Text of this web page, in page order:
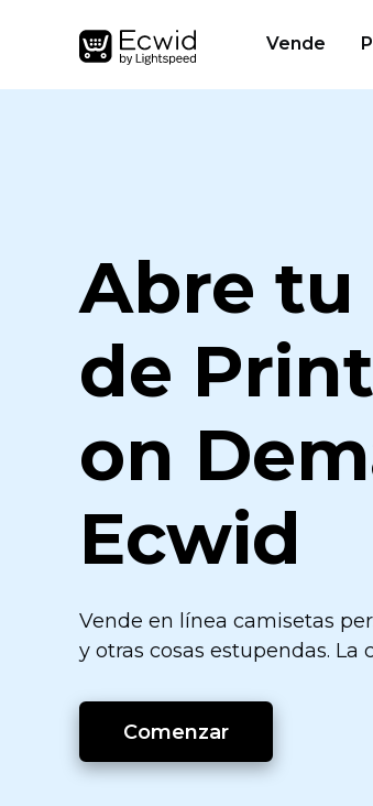
Vende
Abre
de Print
on
Ecwid
Vende en línea camisetas
y otras cosas estupendas. La
Comenzar